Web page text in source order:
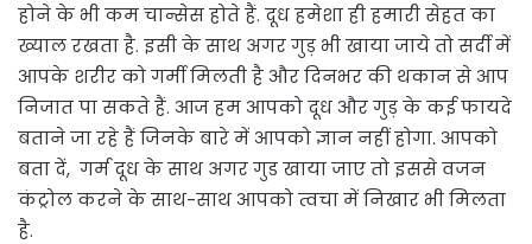
होने के भी कम चान्सेस होते हैं. दूध हमेशा ही हमारी सेहत का
ख्याल रखता है. इसी के साथ अगर गुड़ भी खाया जाये तो सर्दी में
आपके शरीर को गर्मी मिलती है और दिनभर की थकान से आप
निजात पा सकते हैं. आज हम आपको दूध और गुड़ के कई फायदे
बताने जा रहे हैं जिनके बारे में आपको ज्ञान नहीं होगा. आपको
बता दें, गर्म दूध के साथ अगर गुड खाया जाए तो इससे वजन
कंट्रोल करने के साथ-साथ आपको त्वचा में निखार भी मिलता
है.